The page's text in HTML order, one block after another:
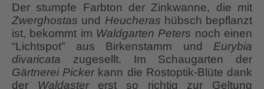
Der stumpfe Farbton der Zinkwanne, die mit
Zwerghostas und Heucheras hübsch bepflanzt
ist, bekommt im Waldgarten Peters noch einen
“Lichtspot” aus Birkenstamm und Eurybia
divaricata zugesellt. Im Schaugarten der
Gärtnerei Pickerkann die Rostoptik-Blüte dank
der Waldastererst so richtig zur Geltung